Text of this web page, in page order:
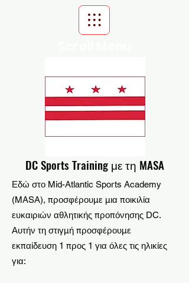
DC Sports Training με τη MASA
Εδώ στο Mid-Atlantic Sports Academy
(MASA), προσφέρουμε μια ποικιλία
ευκαιριών αθλητικής προπόνησης DC.
Αυτήν τη στιγμή προσφέρουμε
εκπαίδευση 1 προς 1 για όλες τις ηλικίες
για: